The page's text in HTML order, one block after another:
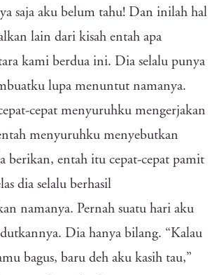
saja aku belum tahu! Dan inilah hal
lain dari kisah entah apa
kami berdua ini. Dia selalu punya
lupa menuntut namanya.
cepat menyuruhku mengerjakan
menyuruhku menyebutkan
berikan, entah itu cepat-cepat pamit
dia selalu berhasil
namanya. Pernah suatu hari aku
Dia hanya bilang. “Kalau
bagus, baru deh aku kasih tau,”